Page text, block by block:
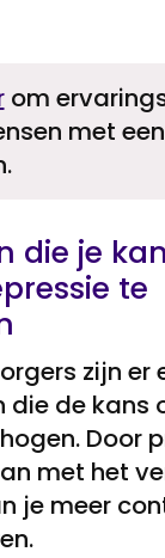
om
met
die je
te
zijn er
de kans
Door
met het
je meer